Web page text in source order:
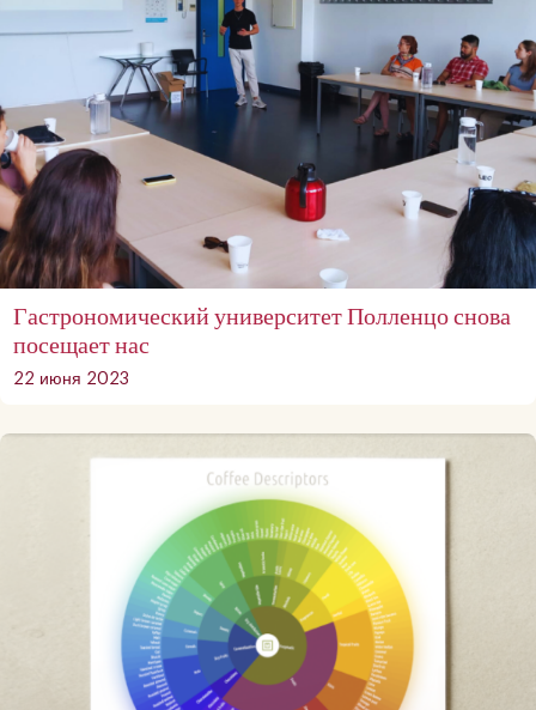
Гастрономический университет Полленцо снова
посещает нас
22 июня 2023